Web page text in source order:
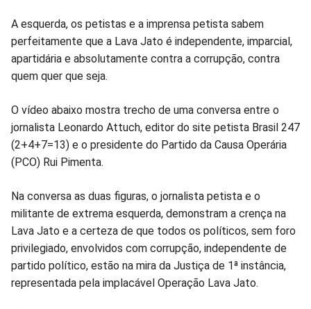
A esquerda, os petistas e a imprensa petista sabem
perfeitamente que a Lava Jato é independente, imparcial,
apartidária e absolutamente contra a corrupção, contra
quem quer que seja.
O vídeo abaixo mostra trecho de uma conversa entre o
jornalista Leonardo Attuch, editor do site petista Brasil 247
(2+4+7=13) e o presidente do Partido da Causa Operária
(PCO) Rui Pimenta.
Na conversa as duas figuras, o jornalista petista e o
militante de extrema esquerda, demonstram a crença na
Lava Jato e a certeza de que todos os políticos, sem foro
privilegiado, envolvidos com corrupção, independente de
partido político, estão na mira da Justiça de 1ª instância,
representada pela implacável Operação Lava Jato.